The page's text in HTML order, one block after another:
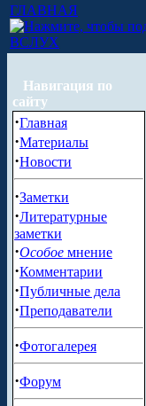
ГЛАВНАЯ
ВСЛУХ
Навигация по
сайту
·Главная
·Материалы
·Новости
·Заметки
·Литературные
заметки
·Особое мнение
·Комментарии
·Публичные дела
·Преподаватели
·Фотогалерея
·Форум